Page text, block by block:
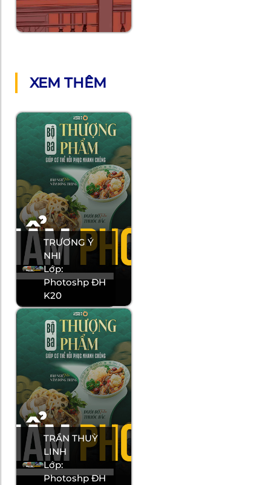
XEM THÊM
TRƯƠNG Ý
NHI
Lớp:
Photoshp ĐH
K20
TRẦN THUỲ
LINH
Lớp:
Photoshp ĐH